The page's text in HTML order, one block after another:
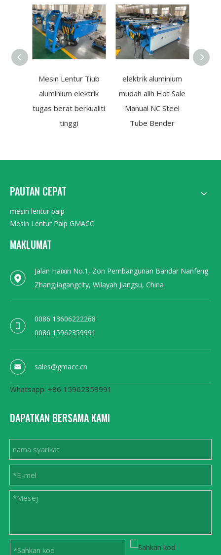
Mesin Lentur Tiub
aluminium elektrik
tugas berat berkualiti
tinggi
elektrik aluminium
mudah alih Hot Sale
Manual NC Steel
Tube Bender
PAUTAN CEPAT
mesin lentur paip
Mesin Lentur Paip GMACC
MAKLUMAT
Jalan Haixin No.1, Zon Pembangunan Bandar Nanfeng
Zhangjiagangcity, Wilayah Jiangsu, China
0086 13606222268
0086 15962359991
sales@gmacc.cn
Whatsapp: +86 15962359991
DAPATKAN BERSAMA KAMI